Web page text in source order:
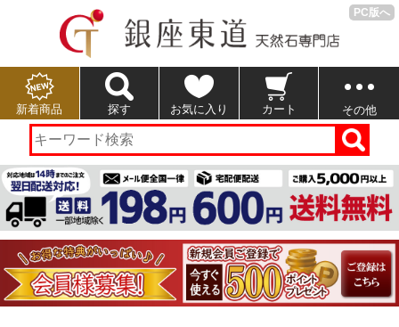
PC版へ
新着商品 探す お気に入り カート その他